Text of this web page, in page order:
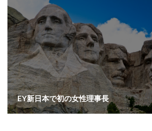
EY新日本で初の女性理事長